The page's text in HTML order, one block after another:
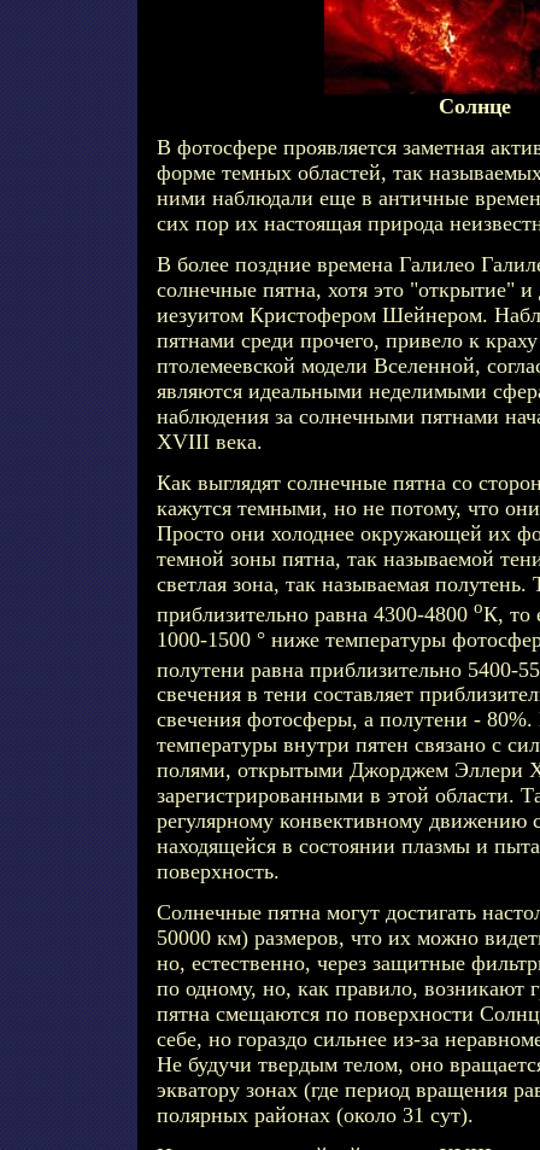
Солнце
В фотосфере проявляется заметная
форме темных областей, так
ними наблюдали еще в античные
сих пор их настоящая природа
В более поздние времена Галилео
солнечные пятна, хотя это "открытие" и
иезуитом Кристофером Шейнером.
пятнами среди прочего, привело к
птолемеевской модели Вселенной,
являются идеальными неделимыми
наблюдения за солнечными пятнами
XVIII века.
Как выглядят солнечные пятна со
кажутся темными, но не потому, что
Просто они холоднее окружающей их
темной зоны пятна, так называемой
светлая зона, так называемая полутень.
приблизительно равна 4300-4800 oК, то
1000-1500 ° ниже температуры
полутени равна приблизительно 5400-
свечения в тени составляет
свечения фотосферы, а полутени -
температуры внутри пятен связано с
полями, открытыми Джорджем Эллери
зарегистрированными в этой области.
регулярному конвективному движению
находящейся в состоянии плазмы и
поверхность.
Солнечные пятна могут достигать
50000 км) размеров, что их можно
но, естественно, через защитные
по одному, но, как правило, возникают
пятна смещаются по поверхности
себе, но гораздо сильнее из-за
Не будучи твердым телом, оно
экватору зонах (где период вращения
полярных районах (около 31 сут).